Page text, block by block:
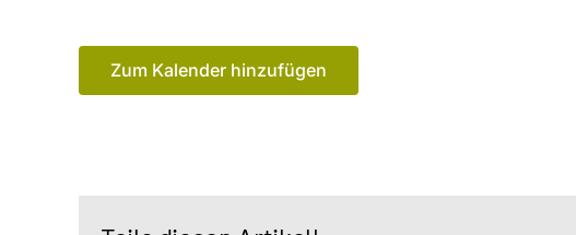
Zum Kalender hinzufügen